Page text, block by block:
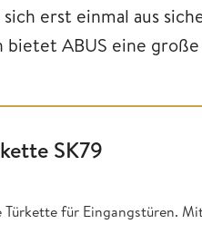
erst einmal aus
ABUS eine
SK79
Türkette für Eingangstüren.